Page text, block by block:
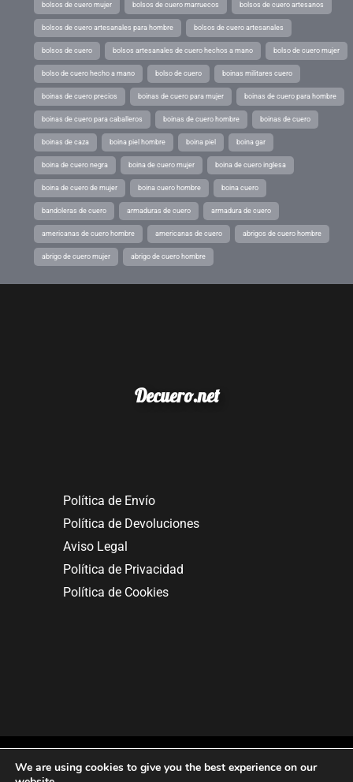
bolsos de cuero mujer bolsos de cuero marruecos bolsos de cuero artesanos
bolsos de cuero artesanales para hombre bolsos de cuero artesanales
bolsos de cuero bolsos artesanales de cuero hechos a mano bolso de cuero mujer
bolso de cuero hecho a mano bolso de cuero boinas militares cuero
boinas de cuero precios boinas de cuero para mujer boinas de cuero para hombre
boinas de cuero para caballeros boinas de cuero hombre boinas de cuero
boinas de caza boina piel hombre boina piel boina gar
boina de cuero negra boina de cuero mujer boina de cuero inglesa
boina de cuero de mujer boina cuero hombre boina cuero
bandoleras de cuero armaduras de cuero armadura de cuero
americanas de cuero hombre americanas de cuero abrigos de cuero hombre
abrigo de cuero mujer abrigo de cuero hombre
Decuero.net
Política de Envío
Política de Devoluciones
Aviso Legal
Política de Privacidad
Política de Cookies
We are using cookies to give you the best experience on our